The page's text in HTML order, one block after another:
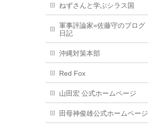
ねずさんと学ぶシラス国
軍事評論家=佐藤守のブログ
日記
沖縄対策本部
Red Fox
山田宏 公式ホームページ
田母神俊雄公式ホームページ